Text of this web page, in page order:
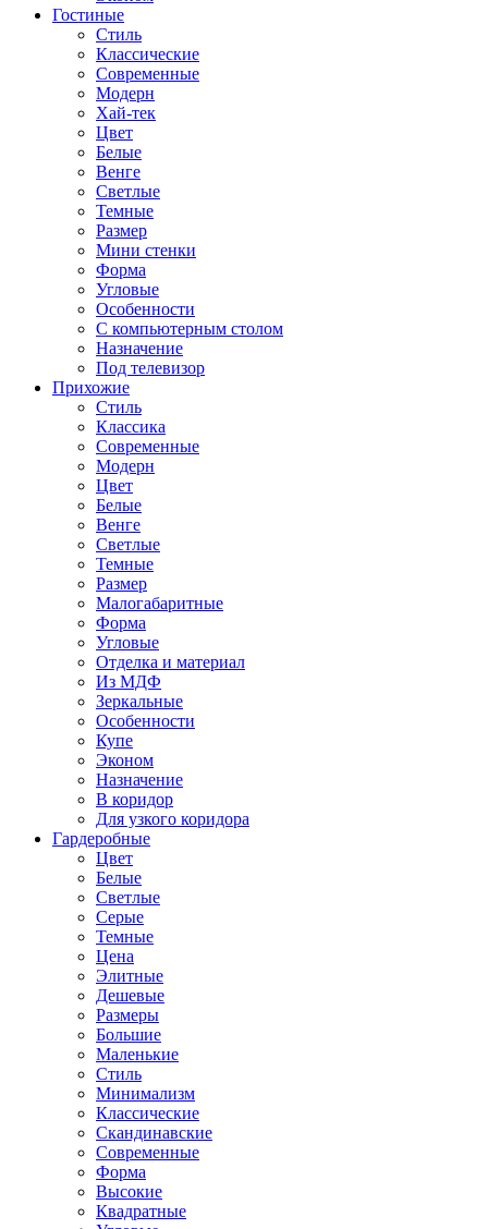
Гостиные
Стиль
Классические
Современные
Модерн
Хай-тек
Цвет
Белые
Венге
Светлые
Темные
Размер
Мини стенки
Форма
Угловые
Особенности
С компьютерным столом
Назначение
Под телевизор
Прихожие
Стиль
Классика
Современные
Модерн
Цвет
Белые
Венге
Светлые
Темные
Размер
Малогабаритные
Форма
Угловые
Отделка и материал
Из МДФ
Зеркальные
Особенности
Купе
Эконом
Назначение
В коридор
Для узкого коридора
Гардеробные
Цвет
Белые
Светлые
Серые
Темные
Цена
Элитные
Дешевые
Размеры
Большие
Маленькие
Стиль
Минимализм
Классические
Скандинавские
Современные
Форма
Высокие
Квадратные